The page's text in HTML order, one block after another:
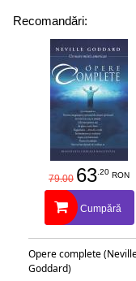
Recomandări:
79.00 63.20 RON
Cumpără
Opere complete
Goddard)